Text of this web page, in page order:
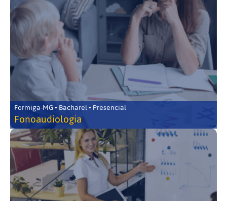
Formiga-MG • Bacharel • Presencial
Fonoaudiologia